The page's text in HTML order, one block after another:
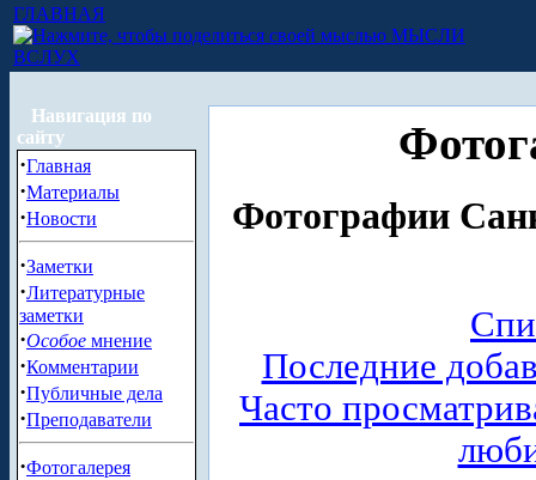
ГЛАВНАЯ
МЫСЛИ
ВСЛУХ
Навигация по
сайту
·Главная
·Материалы
·Новости
·Заметки
·Литературные
заметки
·Особое мнение
·Комментарии
·Публичные дела
·Преподаватели
·Фотогалерея
Фотографии
Последние
Часто